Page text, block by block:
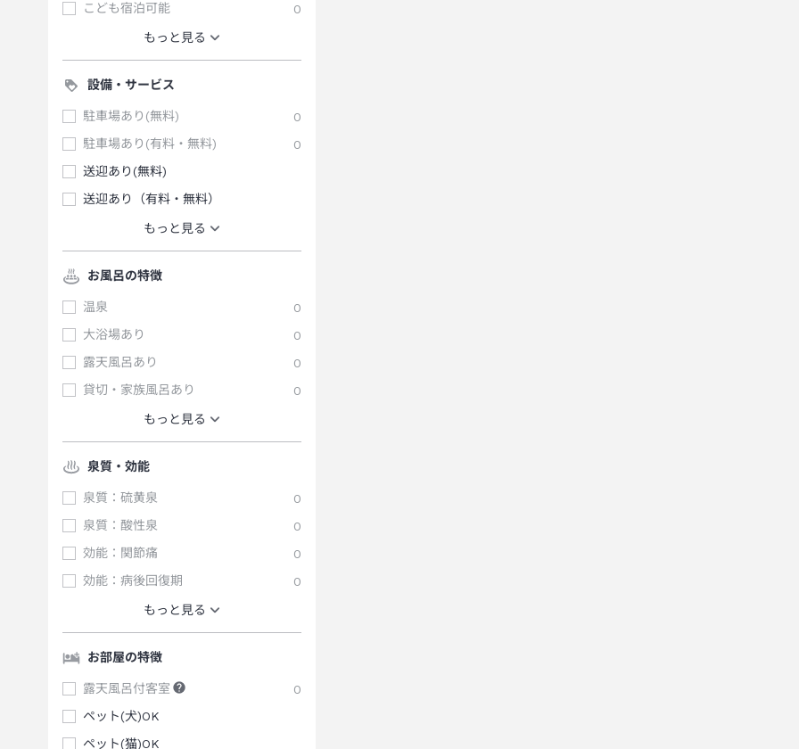
こども宿泊可能
0
もっと見る
設備・サービス
駐車場あり(無料)
0
駐車場あり(有料・無料)
0
送迎あり(無料)
送迎あり（有料・無料）
もっと見る
お風呂の特徴
温泉
0
大浴場あり
0
露天風呂あり
0
貸切・家族風呂あり
0
もっと見る
泉質・効能
泉質：硫黄泉
0
泉質：酸性泉
0
効能：関節痛
0
効能：病後回復期
0
もっと見る
お部屋の特徴
露天風呂付客室
0
ペット(犬)OK
ペット(猫)OK